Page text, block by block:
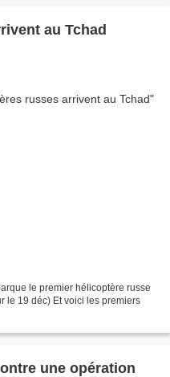
au Tchad
le premier hélicoptère russe
le 19 déc) Et voici les premiers
une opération